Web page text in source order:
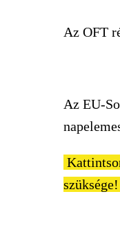
Az OFT
Az EU-
szüksége!